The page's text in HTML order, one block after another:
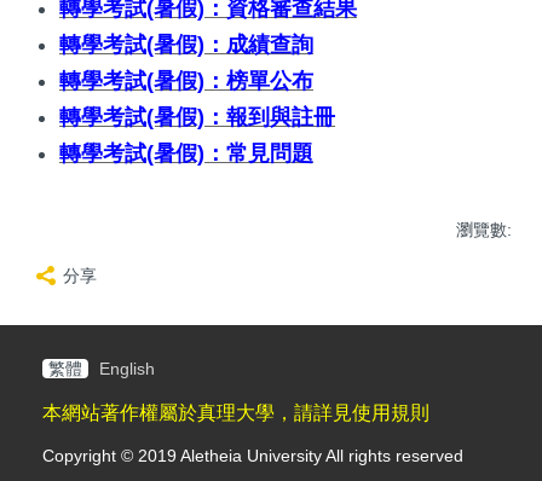
轉學考試(暑假)：資格審查結果
轉學考試(暑假)：成績查詢
轉學考試(暑假)：榜單公布
轉學考試(暑假)：報到與註冊
轉學考試(暑假)：常見問題
瀏覽數:
分享
繁體 English
本網站著作權屬於真理大學，請詳見使用規則
Copyright © 2019 Aletheia University All rights reserved